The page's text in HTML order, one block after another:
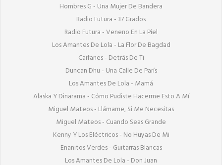
Hombres G - Una Mujer De Bandera
Radio Futura - 37 Grados
Radio Futura - Veneno En La Piel
Los Amantes De Lola - La Flor De Bagdad
Caifanes - Detrás De Ti
Duncan Dhu - Una Calle De París
Los Amantes De Lola - Mamá
Alaska Y Dinarama - Cómo Pudiste Hacerme Esto A Mí
Miguel Mateos - Llámame, Si Me Necesitas
Miguel Mateos - Cuando Seas Grande
Kenny Y Los Eléctricos - No Huyas De Mi
Enanitos Verdes - Guitarras Blancas
Los Amantes De Lola - Don Juan